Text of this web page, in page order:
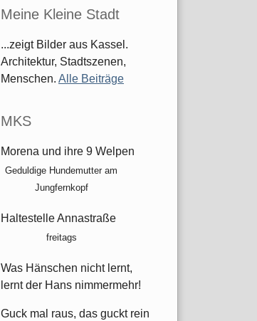
Meine Kleine Stadt
...zeigt Bilder aus Kassel.
Architektur, Stadtszenen,
Menschen. Alle Beiträge
MKS
Morena und ihre 9 Welpen
Geduldige Hundemutter am
Jungfernkopf
Haltestelle Annastraße
freitags
Was Hänschen nicht lernt,
lernt der Hans nimmermehr!
Guck mal raus, das guckt rein